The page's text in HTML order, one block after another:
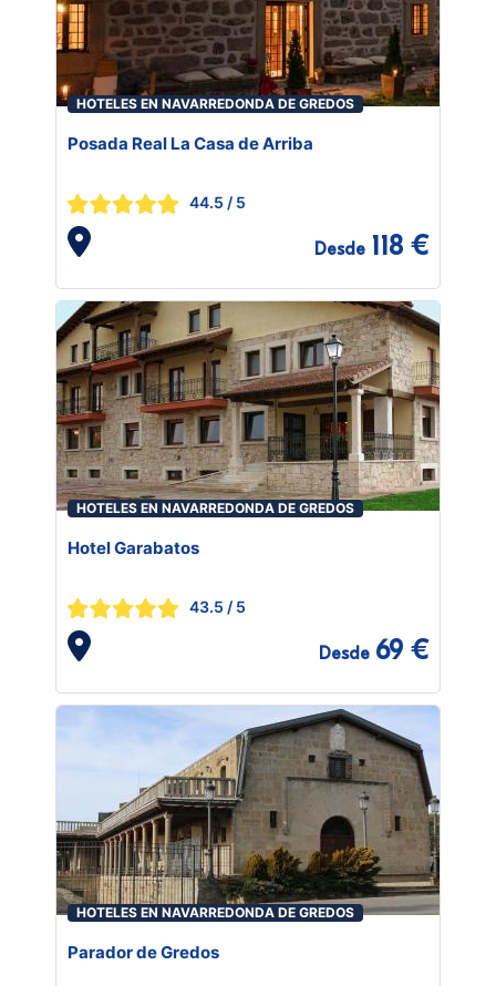
HOTELES EN NAVARREDONDA DE GREDOS
Posada Real La Casa de Arriba
44.5 / 5
Desde 118 €
HOTELES EN NAVARREDONDA DE GREDOS
Hotel Garabatos
43.5 / 5
Desde 69 €
HOTELES EN NAVARREDONDA DE GREDOS
Parador de Gredos